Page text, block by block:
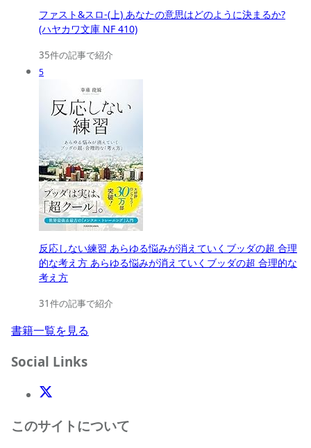
ファスト&スロ-(上) あなたの意思はどのように決まるか?
(ハヤカワ文庫 NF 410)
35件の記事で紹介
5
反応しない練習 あらゆる悩みが消えていくブッダの超 合理
的な考え方 あらゆる悩みが消えていくブッダの超 合理的な
考え方
31件の記事で紹介
書籍一覧を見る
Social Links
X(Twitter)
このサイトについて